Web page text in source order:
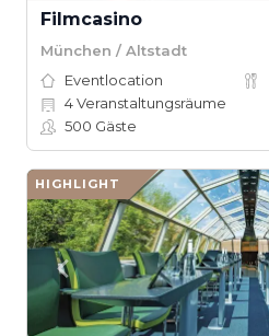
Filmcasino
München / Altstadt
Eventlocation
4Veranstaltungsräume
500 Gäste
HIGHLIGHT